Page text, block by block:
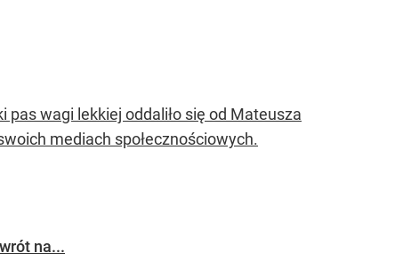
wagi lekkiej oddaliło się od Mateusza
mediach społecznościowych.
na...